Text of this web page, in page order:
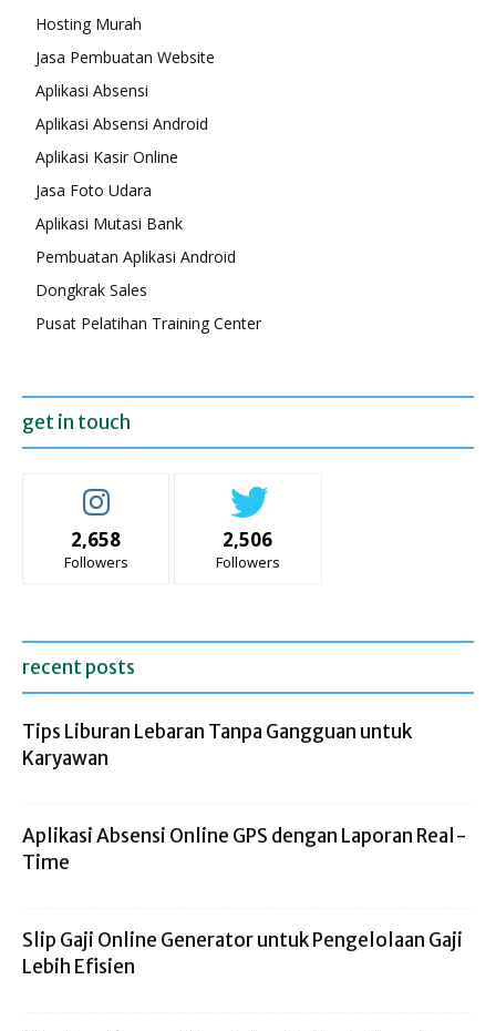
Hosting Murah
Jasa Pembuatan Website
Aplikasi Absensi
Aplikasi Absensi Android
Aplikasi Kasir Online
Jasa Foto Udara
Aplikasi Mutasi Bank
Pembuatan Aplikasi Android
Dongkrak Sales
Pusat Pelatihan Training Center
get in touch
2,658
Followers
2,506
Followers
recent posts
Tips Liburan Lebaran Tanpa Gangguan untuk
Karyawan
Aplikasi Absensi Online GPS dengan Laporan Real-
Time
Slip Gaji Online Generator untuk Pengelolaan Gaji
Lebih Efisien